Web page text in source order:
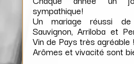
sympathique!
Un mariage réussi de
Sauvignon, Arriloba et
Vin de Pays très agréable !
Arômes et vivacité sont